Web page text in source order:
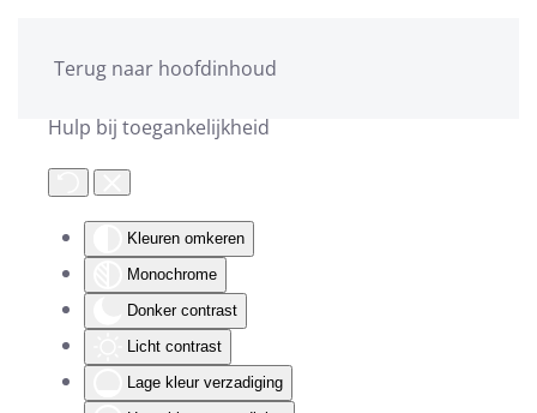
Hulp bij toegankelijkheid
Kleuren omkeren
Monochrome
Donker contrast
Licht contrast
Lage kleur verzadiging
Terug naar hoofdinhoud